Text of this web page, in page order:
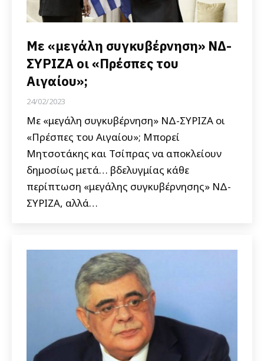
Mε «μεγάλη συγκυβέρνηση» ΝΔ-
ΣΥΡΙΖΑ οι «Πρέσπες του
Αιγαίου»;
24/02/2023
Mε «μεγάλη συγκυβέρνηση» ΝΔ-ΣΥΡΙΖΑ οι
«Πρέσπες του Αιγαίου»; Μπορεί
Μητσοτάκης και Τσίπρας να αποκλείουν
δημοσίως μετά… βδελυγμίας κάθε
περίπτωση «μεγάλης συγκυβέρνησης» ΝΔ-
ΣΥΡΙΖΑ, αλλά…